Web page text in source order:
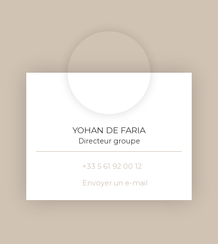
YOHAN DE FARIA
Directeur groupe
+33 5 61 92 00 12
Envoyer un e-mail